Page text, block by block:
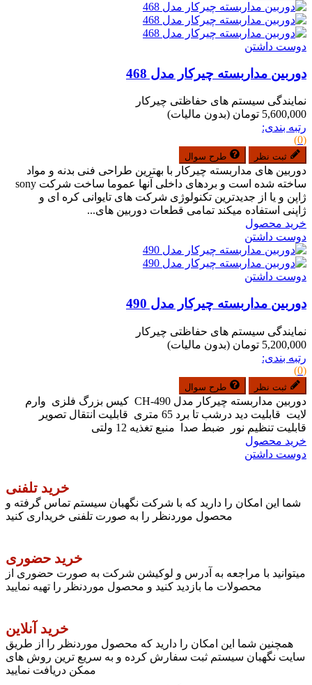
دوست داشتن
دوربین مداربسته چیرکار مدل 468
نمایندگی سیستم های حفاظتی چیرکار
5,600,000 تومان
(بدون مالیات)
رتبه بندی:
(0)
ثبت نظر طرح سوال
دوربین های مداربسته چیرکار با بهترین طراحی فنی بدنه و مواد
ساخته شده است و بردهای داخلی آنها عموما ساخت شرکت sony
ژاپن و یا از جدیدترین تکنولوژی شرکت های تایوانی کره ای و
ژاپنی استفاده میکند تمامی قطعات دوربین های...
خرید محصول
دوست داشتن
دوست داشتن
دوربین مداربسته چیرکار مدل 490
نمایندگی سیستم های حفاظتی چیرکار
5,200,000 تومان
(بدون مالیات)
رتبه بندی:
(0)
ثبت نظر طرح سوال
دوربین مداربسته چیرکار مدل CH-490 کیس بزرگ فلزی وارم
لایت قابلیت دید درشب تا برد 65 متری قابلیت انتقال تصویر
قابلیت تنظیم نور ضبط صدا منبع تغذیه 12 ولتی
خرید محصول
دوست داشتن
خرید تلفنی
شما این امکان را دارید که با شرکت نگهبان سیستم تماس گرفته و
محصول موردنظر را به صورت تلفنی خریداری کنید
خرید حضوری
میتوانید با مراجعه به آدرس و لوکیشن شرکت به صورت حضوری از
محصولات ما بازدید کنید و محصول موردنظر را تهیه نمایید
خرید آنلاین
همچنین شما این امکان را دارید که محصول موردنظر را از طریق
سایت نگهبان سیستم ثبت سفارش کرده و به سریع ترین روش های
ممکن دریافت نمایید